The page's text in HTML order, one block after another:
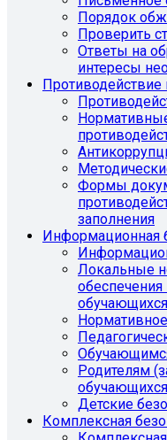
Порядок
Проверить
Ответы на
интересы
Противодействие
Формы
заполнения
Информационная
Локальные
обучающихся
Родителям
Детские
Комплексная